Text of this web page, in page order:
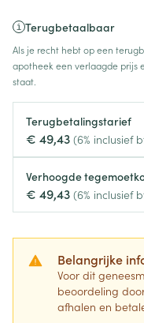
Terugbetaalbaar
Als je recht hebt op een
apotheek een verlaagde prijs
staat.
Terugbetalingstarief
€ 49,43 (6% inclusief
Verhoogde
€ 49,43 (6% inclusief
Belangrijke
Voor dit
beoordeling
afhalen en